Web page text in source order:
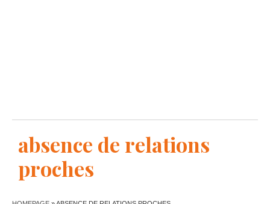
absence de relations
proches